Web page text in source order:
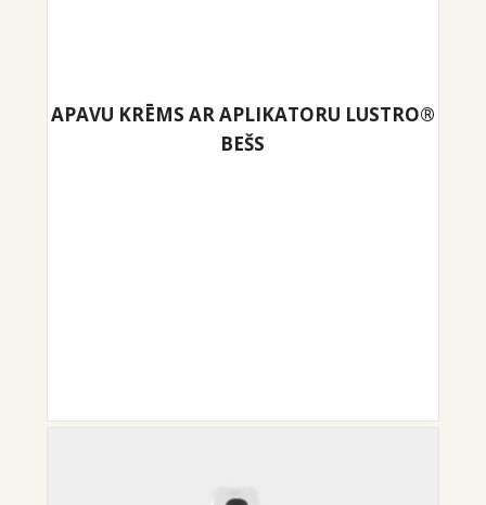
APAVU KRĒMS AR APLIKATORU LUSTRO®
BEŠS